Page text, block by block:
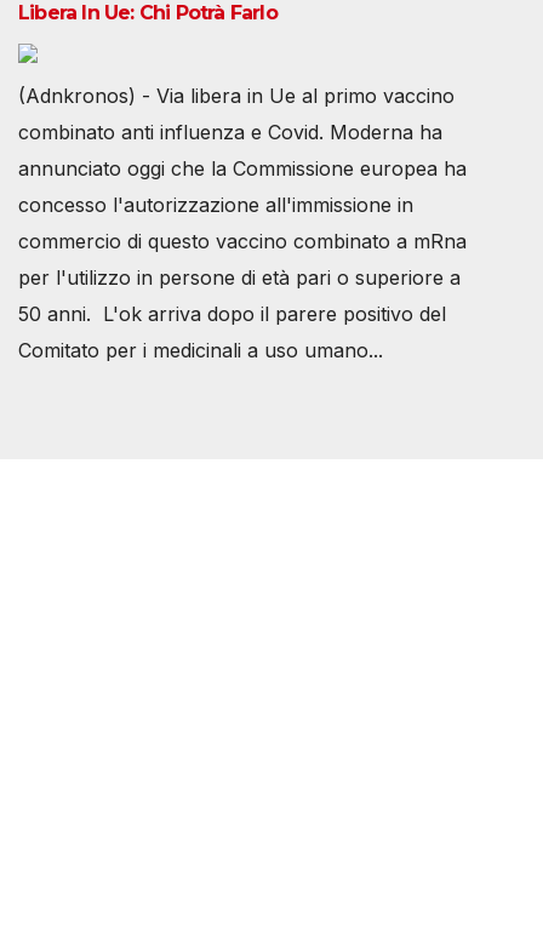
Libera In Ue: Chi Potrà Farlo
(Adnkronos) - Via libera in Ue al primo vaccino
combinato anti influenza e Covid. Moderna ha
annunciato oggi che la Commissione europea ha
concesso l'autorizzazione all'immissione in
commercio di questo vaccino combinato a mRna
per l'utilizzo in persone di età pari o superiore a
50 anni. L'ok arriva dopo il parere positivo del
Comitato per i medicinali a uso umano...